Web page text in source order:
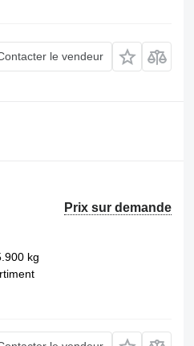
le vendeur
Prix sur demande
kg